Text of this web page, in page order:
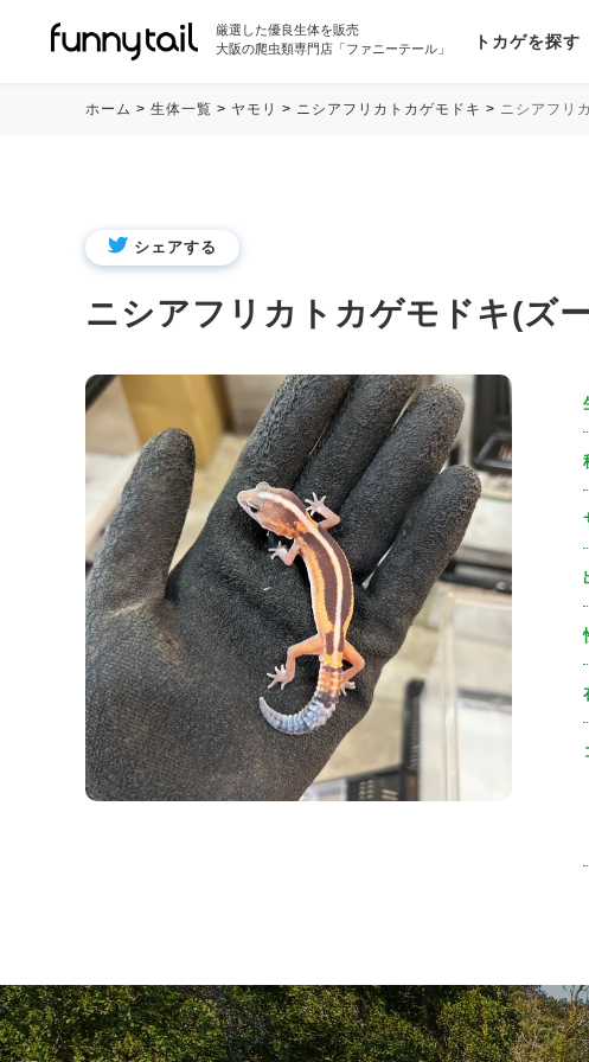
厳選した優良生体を販売
大阪の爬虫類専門店「ファニーテール」
トカゲを探す
ホーム > 生体一覧 > ヤモリ > ニシアフリカトカゲモドキ > ニシアフリ
シェアする
ニシアフリカトカゲモドキ(ズ